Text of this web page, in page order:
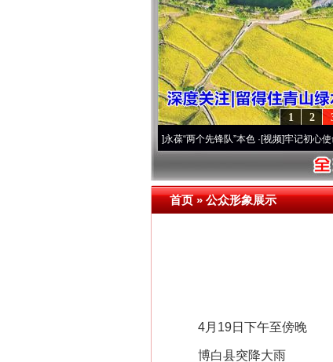
2
1
永葆“两个先锋队”本色·[视频]牢记初心使命 奋进复兴征
首页»公众形象展示
4月19日下午至傍晚
博白县突降大雨